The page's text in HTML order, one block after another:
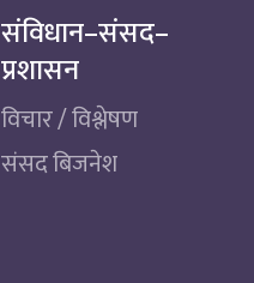
संविधान–संसद–
प्रशासन
विचार / विश्लेषण
संसद बिजनेश